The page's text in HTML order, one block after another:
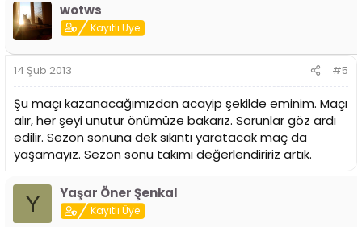
wotws
Kayıtlı Üye
14 Şub 2013 #5
Şu maçı kazanacağımızdan acayip şekilde eminim. Maçı
alır, her şeyi unutur önümüze bakarız. Sorunlar göz ardı
edilir. Sezon sonuna dek sıkıntı yaratacak maç da
yaşamayız. Sezon sonu takımı değerlendiririz artık.
Y Yaşar Öner Şenkal
Kayıtlı Üye